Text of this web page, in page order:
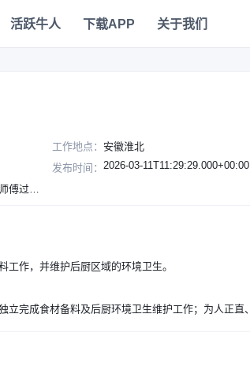
工作地点： 安徽淮北
发布时间： 2026-03-11T11:29:29.000+00:00
人品好手脚麻利，路费报销，能在安徽过年的师傅过年有工资补
作，并维护后厨区域的环境卫生。
活跃牛人 下载APP 关于我们